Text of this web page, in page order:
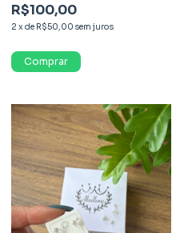
R$100,00
2 x de R$50,00 sem juros